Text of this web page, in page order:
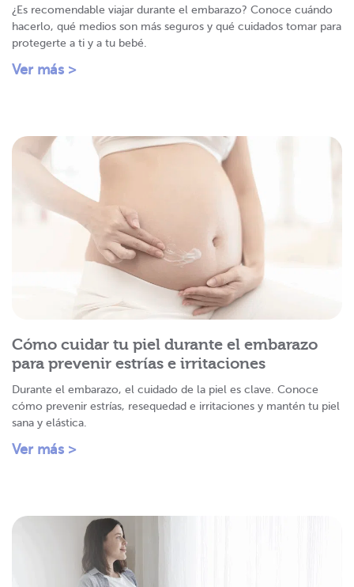
¿Es recomendable viajar durante el embarazo? Conoce cuándo
hacerlo, qué medios son más seguros y qué cuidados tomar para
protegerte a ti y a tu bebé.
Ver más >
Cómo cuidar tu piel durante el embarazo
para prevenir estrías e irritaciones
Durante el embarazo, el cuidado de la piel es clave. Conoce
cómo prevenir estrías, resequedad e irritaciones y mantén tu piel
sana y elástica.
Ver más >